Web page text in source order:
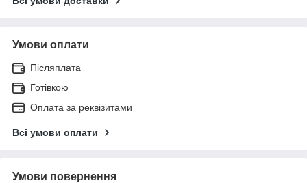
Умови оплати
Післяплата
Готівкою
Оплата за реквізитами
Всі умови оплати
Умови повернення